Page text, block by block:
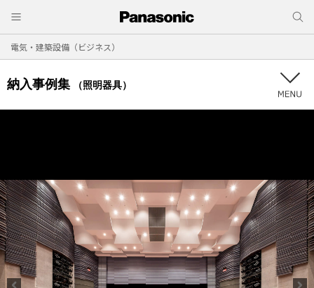
電気・建築設備（ビジネス）
納入事例集 （照明器具）